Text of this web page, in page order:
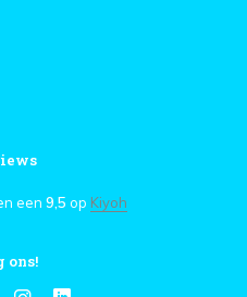
een 9,5 op Kiyoh
ons!